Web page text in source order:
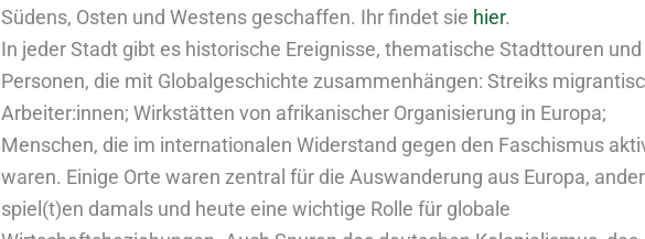
Südens, Osten und Westens geschaffen. Ihr findet sie hier.
In jeder Stadt gibt es historische Ereignisse, thematische Stadttouren und
Personen, die mit Globalgeschichte zusammenhängen: Streiks
Arbeiter:innen; Wirkstätten von afrikanischer Organisierung in Europa;
Menschen, die im internationalen Widerstand gegen den Faschismus
waren. Einige Orte waren zentral für die Auswanderung aus Europa,
spiel(t)en damals und heute eine wichtige Rolle für globale